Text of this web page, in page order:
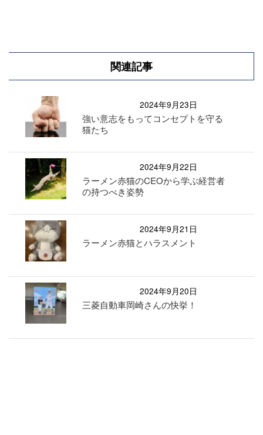
関連記事
2024年9月23日
強い意志をもってコンセプトを守る
猫たち
2024年9月22日
ラーメン赤猫のCEOから学ぶ経営者
の持つべき姿勢
2024年9月21日
ラーメン赤猫とハラスメント
2024年9月20日
三菱自動車岡崎さんの快挙！